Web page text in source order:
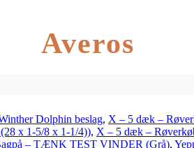
Averos
Dolphin beslag, X – 5 dæk –
x 1-5/8 x 1-1/4)), X – 5 dæk –
– TÆNK TEST VINDER (Grå),